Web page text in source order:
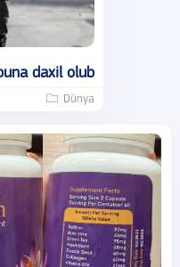
daxil olub
Dünya